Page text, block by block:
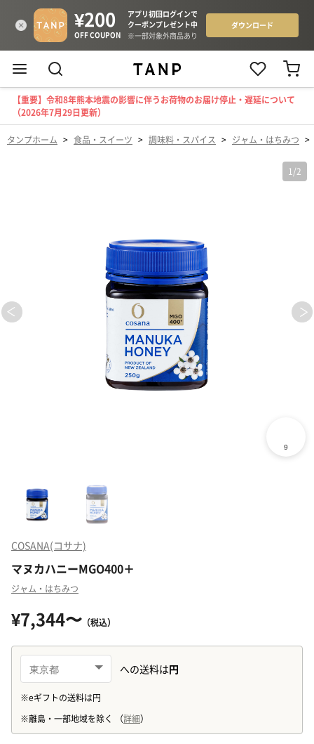
【重要】令和8年熊本地震の影響に伴うお荷物のお届け停止・遅延について
（2026年7月29日更新）
タンプホーム > 食品・スイーツ > 調味料・スパイス > ジャム・はちみつ >
1 /2
COSANA(コサナ)
マヌカハニーMGO400＋
ジャム・はちみつ
¥7,344〜 （税込）